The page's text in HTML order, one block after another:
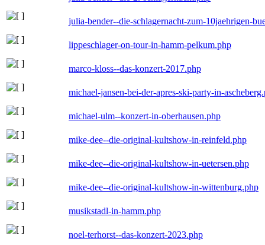
julia-bender--die-schlagernacht-zum-10jaehrigen-
lippeschlager-on-tour-in-hamm-pelkum.php
marco-kloss--das-konzert-2017.php
michael-jansen-bei-der-apres-ski-party-in-
michael-ulm--konzert-in-oberhausen.php
mike-dee--die-original-kultshow-in-reinfeld.php
mike-dee--die-original-kultshow-in-uetersen.php
mike-dee--die-original-kultshow-in-wittenburg.php
musikstadl-in-hamm.php
noel-terhorst--das-konzert-2023.php